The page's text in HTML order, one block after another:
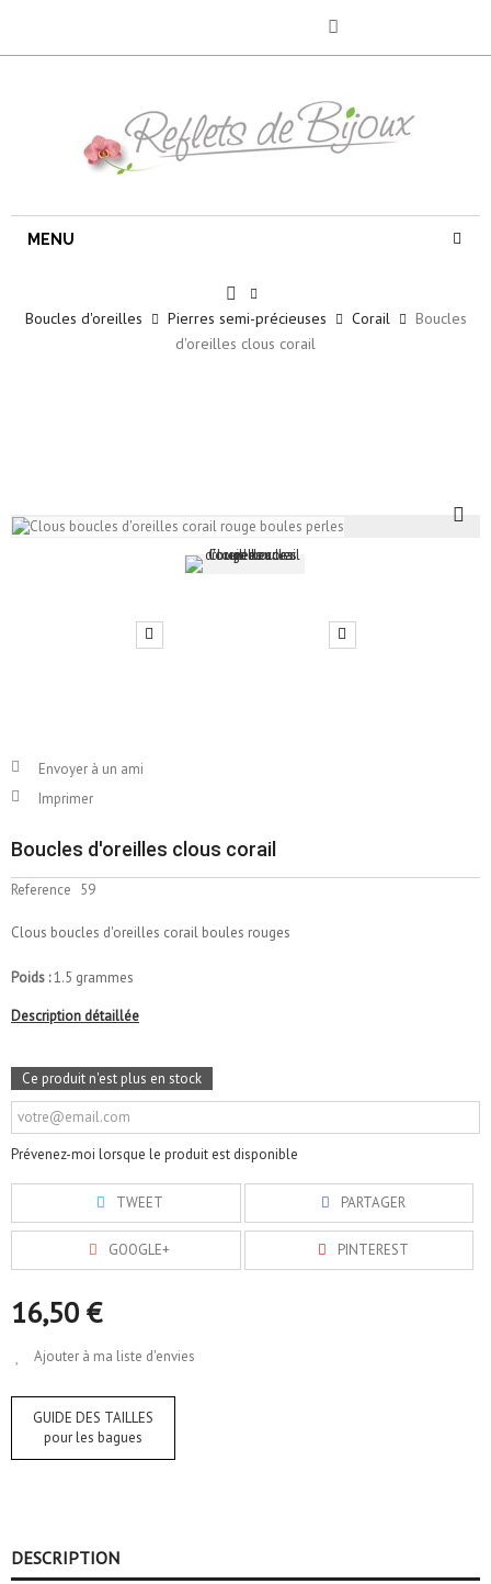
MENU
Boucles d'oreilles Pierres semi-précieuses Corail
Boucles
d'oreilles clous corail
Envoyer à un ami
Imprimer
Boucles d'oreilles clous corail
Reference 59
Clous boucles d'oreilles corail boules rouges
Poids :1.5 grammes
Description détaillée
Ce produit n'est plus en stock
Prévenez-moi lorsque le produit est disponible
TWEET PARTAGER
GOOGLE+ PINTEREST
16,50 €
Ajouter à ma liste d'envies
GUIDE DES TAILLES
pour les bagues
DESCRIPTION